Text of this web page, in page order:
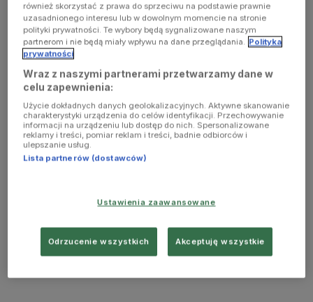
również skorzystać z prawa do sprzeciwu na podstawie prawnie
uzasadnionego interesu lub w dowolnym momencie na stronie
polityki prywatności. Te wybory będą sygnalizowane naszym
partnerom i nie będą miały wpływu na dane przeglądania. Polityka
prywatności
Wraz z naszymi partnerami przetwarzamy dane w
celu zapewnienia:
Użycie dokładnych danych geolokalizacyjnych. Aktywne skanowanie
charakterystyki urządzenia do celów identyfikacji. Przechowywanie
informacji na urządzeniu lub dostęp do nich. Spersonalizowane
reklamy i treści, pomiar reklam i treści, badnie odbiorców i
ulepszanie usług.
Lista partnerów (dostawców)
Ustawienia zaawansowane
Odrzucenie wszystkich Akceptuję wszystkie